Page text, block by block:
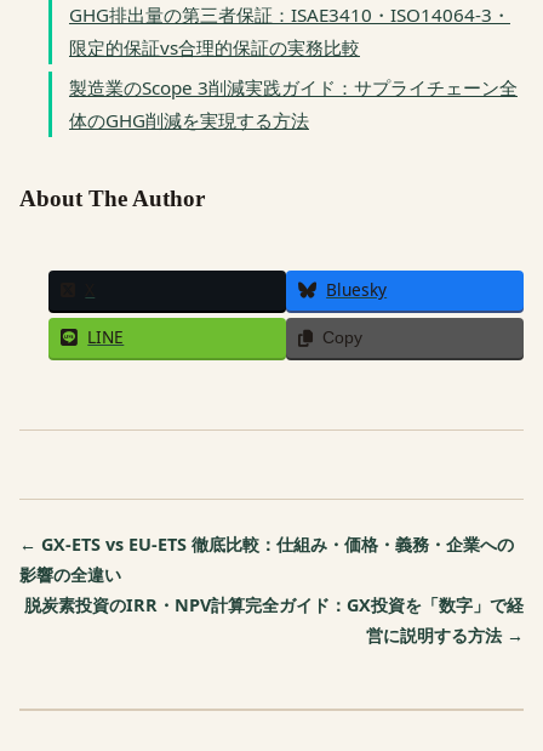
GHG排出量の第三者保証：ISAE3410・ISO14064-3・
限定的保証vs合理的保証の実務比較
製造業のScope 3削減実践ガイド：サプライチェーン全
体のGHG削減を実現する方法
About The Author
Bluesky
LINE Copy
← GX-ETS vs EU-ETS 徹底比較：仕組み・価格・義務・企業への
影響の全違い
脱炭素投資のIRR・NPV計算完全ガイド：GX投資を「数字」で経
営に説明する方法 →